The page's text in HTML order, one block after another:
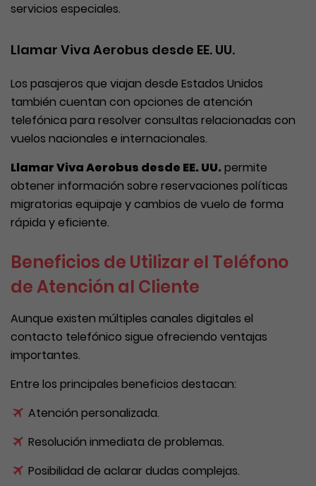
servicios especiales.
Llamar Viva Aerobus desde EE. UU.
Los pasajeros que viajan desde Estados Unidos
también cuentan con opciones de atención
telefónica para resolver consultas relacionadas con
vuelos nacionales e internacionales.
Llamar Viva Aerobus desde EE. UU. permite
obtener información sobre reservaciones políticas
migratorias equipaje y cambios de vuelo de forma
rápida y eficiente.
Beneficios de Utilizar el Teléfono
de Atención al Cliente
Aunque existen múltiples canales digitales el
contacto telefónico sigue ofreciendo ventajas
importantes.
Entre los principales beneficios destacan:
Atención personalizada.
Resolución inmediata de problemas.
Posibilidad de aclarar dudas complejas.